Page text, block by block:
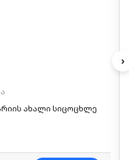
ახალი სიცოცხლე
›